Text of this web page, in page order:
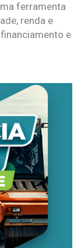
ferramenta
renda e
e